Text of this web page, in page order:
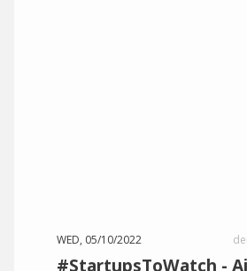
WED, 05/10/2022
#StartupsToWatch -